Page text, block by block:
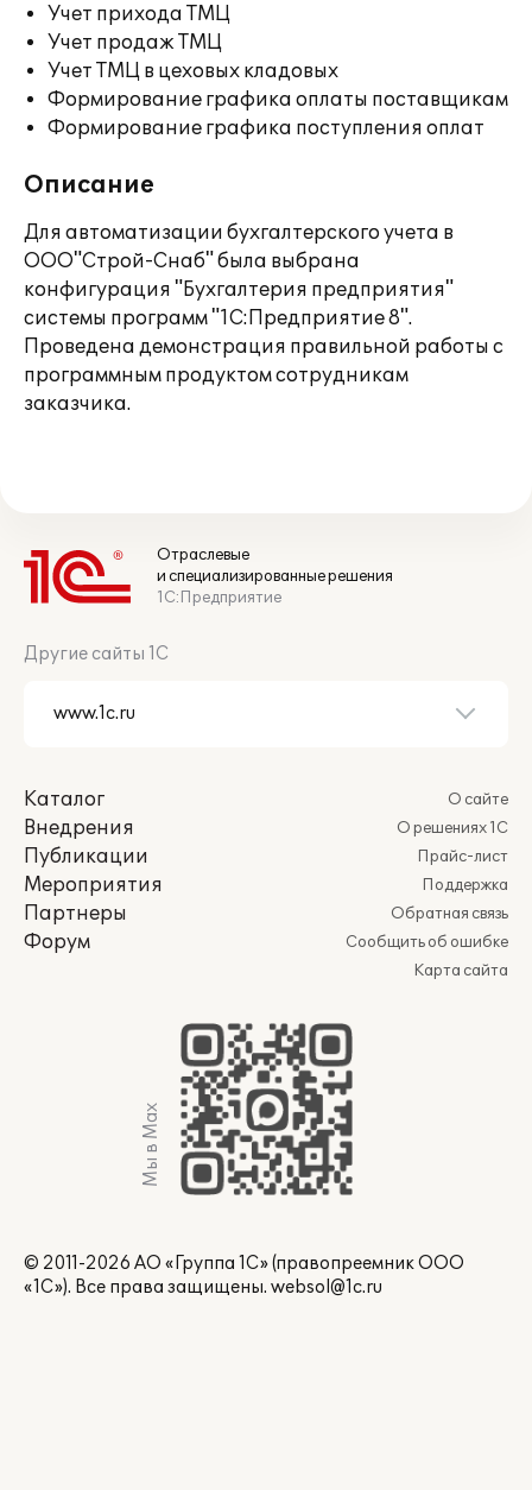
Учет прихода ТМЦ
Учет продаж ТМЦ
Учет ТМЦ в цеховых кладовых
Формирование графика оплаты поставщикам
Формирование графика поступления оплат
Описание
Для автоматизации бухгалтерского учета в
ООО"Строй-Снаб" была выбрана
конфигурация "Бухгалтерия предприятия"
системы программ "1С:Предприятие 8".
Проведена демонстрация правильной работы с
программным продуктом сотрудникам
заказчика.
Отраслевые
и специализированные решения
1С:Предприятие
Другие сайты 1С
Каталог
Внедрения
Публикации
Мероприятия
Партнеры
Форум
О сайте
О решениях 1С
Прайс-лист
Поддержка
Обратная связь
Сообщить об ошибке
Карта сайта
Мы в Max
© 2011-2026 АО «Группа 1С» (правопреемник ООО
«1С»). Все права защищены. websol@1c.ru